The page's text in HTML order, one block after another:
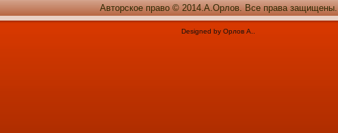
Авторское право © 2014.А.Орлов. Все права защищены.
Designed by Орлов А..